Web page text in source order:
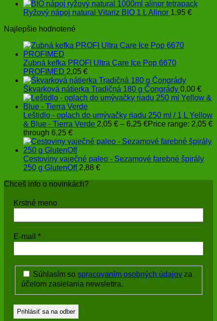
Ryžový nápoj natural Vitariz BIO 1 L Alinor 1,95 €
Najlepšie hodnotené
Zubná kefka PROFI Ultra Care Ice Pop 6670
PROFIMED 2,05 €
Škvarková nátierka Tradičná 180 g Čongrády 0,00 €
Leštidlo - oplach do umývačky riadu 250 ml / 1 L Yellow
& Blue - Tierra Verde 2,05 € – 6,25 €Price range: 2,05 €
through 6,25 €
Cestoviny vaječné paleo - Sezamové farebné špirály
250 g GlutenOff 2,88 €
Chceš info o novinkách?
Krstné meno
E-mail *
Súhlasím so spracovaním osobných údajov za
účelom zasielania newslettra.